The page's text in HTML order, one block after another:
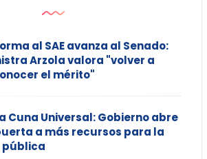
al SAE avanza al Senado:
Arzola valora "volver a
el mérito"
Cuna Universal: Gobierno abre
a más recursos para la
pública